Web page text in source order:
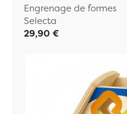
Engrenage de formes
Selecta
29,90 €